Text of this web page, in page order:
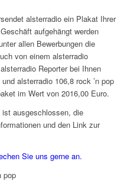
alsterradio ein Plakat Ihrer
aufgehängt werden
allen Bewerbungen die
von einem alsterradio
Reporter bei Ihnen
alsterradio 106,8 rock ’n pop
im Wert von 2016,00 Euro.
ausgeschlossen, die
und den Link zur
Sie uns gerne an.
pop